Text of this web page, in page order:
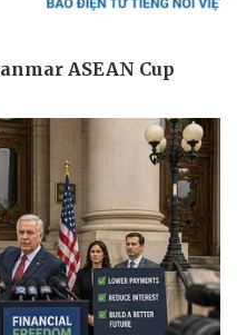
Công nghệ
Sành điệu
Tin Công nghệ
Trải nghiệm
Chuyển đổi số